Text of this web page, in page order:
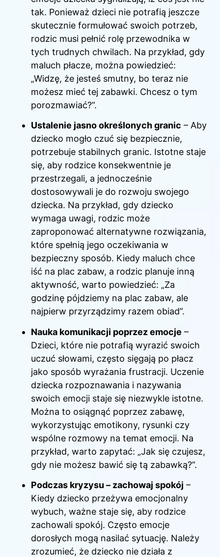
tak. Ponieważ dzieci nie potrafią jeszcze
skutecznie formułować swoich potrzeb,
rodzic musi pełnić rolę przewodnika w
tych trudnych chwilach. Na przykład, gdy
maluch płacze, można powiedzieć:
„Widzę, że jesteś smutny, bo teraz nie
możesz mieć tej zabawki. Chcesz o tym
porozmawiać?”.
Ustalenie jasno określonych granic – Aby
dziecko mogło czuć się bezpiecznie,
potrzebuje stabilnych granic. Istotne staje
się, aby rodzice konsekwentnie je
przestrzegali, a jednocześnie
dostosowywali je do rozwoju swojego
dziecka. Na przykład, gdy dziecko
wymaga uwagi, rodzic może
zaproponować alternatywne rozwiązania,
które spełnią jego oczekiwania w
bezpieczny sposób. Kiedy maluch chce
iść na plac zabaw, a rodzic planuje inną
aktywność, warto powiedzieć: „Za
godzinę pójdziemy na plac zabaw, ale
najpierw przyrządzimy razem obiad”.
Nauka komunikacji poprzez emocje –
Dzieci, które nie potrafią wyrazić swoich
uczuć słowami, często sięgają po płacz
jako sposób wyrażania frustracji. Uczenie
dziecka rozpoznawania i nazywania
swoich emocji staje się niezwykle istotne.
Można to osiągnąć poprzez zabawę,
wykorzystując emotikony, rysunki czy
wspólne rozmowy na temat emocji. Na
przykład, warto zapytać: „Jak się czujesz,
gdy nie możesz bawić się tą zabawką?”.
Podczas kryzysu – zachowaj spokój –
Kiedy dziecko przeżywa emocjonalny
wybuch, ważne staje się, aby rodzice
zachowali spokój. Często emocje
dorosłych mogą nasilać sytuację. Należy
zrozumieć, że dziecko nie działa z